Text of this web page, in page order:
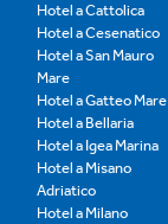
Hotel a Cattolica
Hotel a Cesenatico
Hotel a San Mauro
Mare
Hotel a Gatteo Mare
Hotel a Bellaria
Hotel a Igea Marina
Hotel a Misano
Adriatico
Hotel a Milano